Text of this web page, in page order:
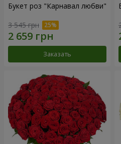
Букет роз "Карнавал любви"
3 545 грн
Заказать